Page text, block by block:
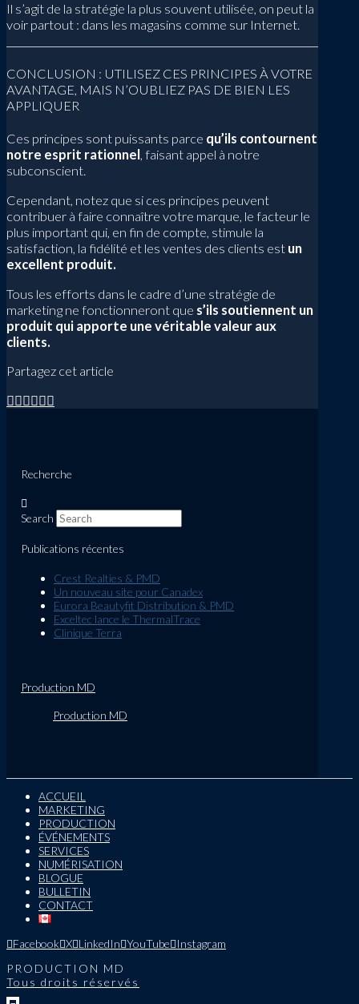
Il s’agit de la stratégie la plus souvent utilisée, on peut la
voir partout : dans les magasins comme sur Internet.
CONCLUSION : UTILISEZ CES PRINCIPES À VOTRE
AVANTAGE, MAIS N’OUBLIEZ PAS DE BIEN LES
APPLIQUER
Ces principes sont puissants parce qu’ils contournent
notre esprit rationnel , faisant appel à notre
subconscient.
Cependant, notez que si ces principes peuvent
contribuer à faire connaître votre marque, le facteur le
plus important qui, en fin de compte, stimule la
satisfaction, la fidélité et les ventes des clients est un
excellent produit.
Tous les efforts dans le cadre d’une stratégie de
marketing ne fonctionneront que s’ils soutiennent un
produit qui apporte une véritable valeur aux
clients.
Partagez cet article
Recherche
Search
Publications récentes
Crest Realties & PMD
Un nouveau site pour Canadex
Eurora Beautyfit Distribution & PMD
Exceltec lance le ThermalTrace
Clinique Terra
Production MD
Production MD
ACCUEIL
MARKETING
PRODUCTION
ÉVÉNEMENTS
SERVICES
NUMÉRISATION
BLOGUE
BULLETIN
CONTACT
Facebook X LinkedIn YouTube
Instagram
PRODUCTION MD
Tous droits réservés